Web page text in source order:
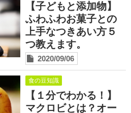
【子どもと添加物】
ふわふわお菓子との
上手なつきあい方５
つ教えます。
2020/09/06
食の豆知識
【１分でわかる！】
マクロビとは？オー